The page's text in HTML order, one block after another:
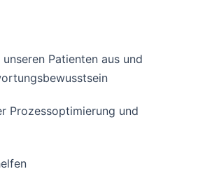
Patienten aus und
Prozessoptimierung und